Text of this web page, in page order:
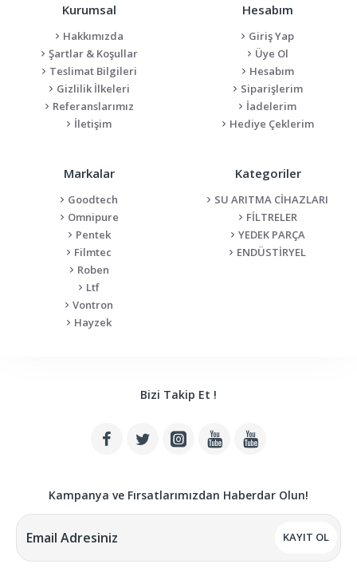
Kurumsal
Hakkımızda
Şartlar & Koşullar
Teslimat Bilgileri
Gizlilik İlkeleri
Referanslarımız
İletişim
Hesabım
Giriş Yap
Üye Ol
Hesabım
Siparişlerim
İadelerim
Hediye Çeklerim
Markalar
Goodtech
Omnipure
Pentek
Filmtec
Roben
Ltf
Vontron
Hayzek
Kategoriler
SU ARITMA CİHAZLARI
FİLTRELER
YEDEK PARÇA
ENDÜSTİRYEL
Bizi Takip Et !
Kampanya ve Fırsatlarımızdan Haberdar Olun!
KAYIT OL